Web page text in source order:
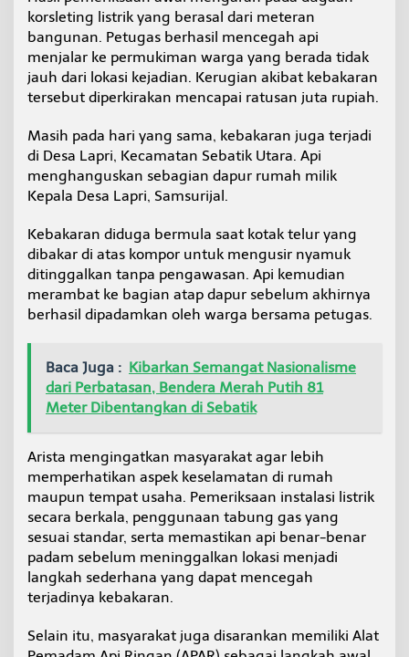
korsleting listrik yang berasal dari meteran
bangunan. Petugas berhasil mencegah api
menjalar ke permukiman warga yang berada tidak
jauh dari lokasi kejadian. Kerugian akibat kebakaran
tersebut diperkirakan mencapai ratusan juta rupiah.
Masih pada hari yang sama, kebakaran juga terjadi
di Desa Lapri, Kecamatan Sebatik Utara. Api
menghanguskan sebagian dapur rumah milik
Kepala Desa Lapri, Samsurijal.
Kebakaran diduga bermula saat kotak telur yang
dibakar di atas kompor untuk mengusir nyamuk
ditinggalkan tanpa pengawasan. Api kemudian
merambat ke bagian atap dapur sebelum akhirnya
berhasil dipadamkan oleh warga bersama petugas.
Baca Juga : Kibarkan Semangat Nasionalisme
dari Perbatasan, Bendera Merah Putih 81
Meter Dibentangkan di Sebatik
Arista mengingatkan masyarakat agar lebih
memperhatikan aspek keselamatan di rumah
maupun tempat usaha. Pemeriksaan instalasi listrik
secara berkala, penggunaan tabung gas yang
sesuai standar, serta memastikan api benar-benar
padam sebelum meninggalkan lokasi menjadi
langkah sederhana yang dapat mencegah
terjadinya kebakaran.
Selain itu, masyarakat juga disarankan memiliki Alat